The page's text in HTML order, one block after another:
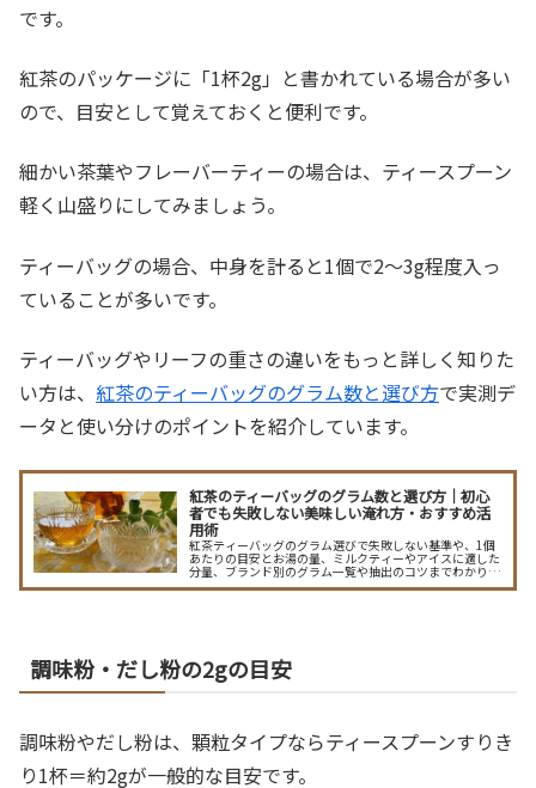
です。
紅茶のパッケージに「1杯2g」と書かれている場合が多い
ので、目安として覚えておくと便利です。
細かい茶葉やフレーバーティーの場合は、ティースプーン
軽く山盛りにしてみましょう。
ティーバッグの場合、中身を計ると1個で2～3g程度入っ
ていることが多いです。
ティーバッグやリーフの重さの違いをもっと詳しく知りた
い方は、 紅茶のティーバッグのグラム数と選び方で実測デ
ータと使い分けのポイントを紹介しています。
紅茶のティーバッグのグラム数と選び方｜初心
者でも失敗しない美味しい淹れ方・おすすめ活
用術
紅茶ティーバッグのグラム選びで失敗しない基準や、1個
あたりの目安とお湯の量、ミルクティーやアイスに適した
分量、ブランド別のグラム一覧や抽出のコツまでわかりや
すく解説。用途別の最適量や濃さ調整、水出しの目安も載
調味粉・だし粉の2gの目安
調味粉やだし粉は、顆粒タイプならティースプーンすりき
り1杯＝約2gが一般的な目安です。